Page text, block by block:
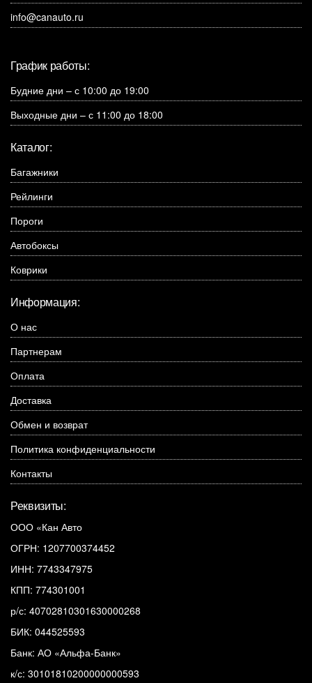
info@canauto.ru
График работы:
Будние дни – с 10:00 до 19:00
Выходные дни – с 11:00 до 18:00
Каталог:
Багажники
Рейлинги
Пороги
Автобоксы
Коврики
Информация:
О нас
Партнерам
Оплата
Доставка
Обмен и возврат
Политика конфиденциальности
Контакты
Реквизиты:
ООО «Кан Авто
ОГРН: 1207700374452
ИНН: 7743347975
КПП: 774301001
р/с: 40702810301630000268
БИК: 044525593
Банк: АО «Альфа-Банк»
к/с: 30101810200000000593